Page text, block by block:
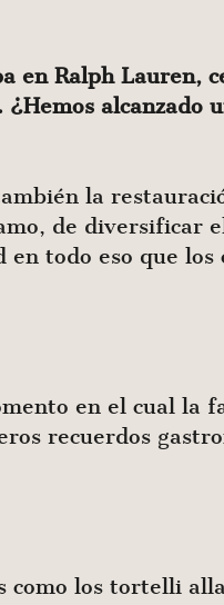
en Ralph Lauren,
alcanzado
la
de diversificar
todo eso que los
en el cual la
recuerdos
como los tortelli